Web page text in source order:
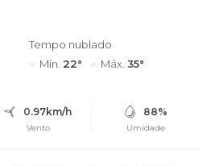
Tempo nublado
Mín. 22° Máx. 35°
0.97km/h
Vento
88%
Umidade